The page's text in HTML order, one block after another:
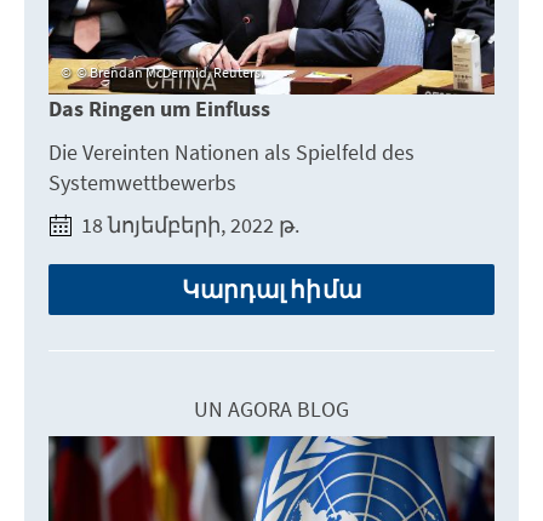
© Brendan McDermid, Reuters.
Das Ringen um Einfluss
Die Vereinten Nationen als Spielfeld des
Systemwettbewerbs
18 նոյեմբերի, 2022 թ.
Կարդալ հիմա
UN AGORA BLOG